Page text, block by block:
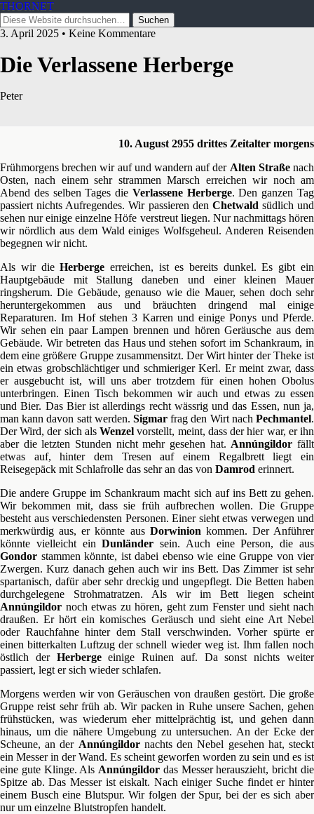
THORNET
3. April 2025 • Keine Kommentare
Die Verlassene Herberge
Peter
10. August 2955 drittes Zeitalter morgens
Frühmorgens brechen wir auf und wandern auf der Alten Straßenach
Osten, nach einem sehr strammen Marsch erreichen wir noch am
Abend des selben Tages die Verlassene Herberge. Den ganzen Tag
passiert nichts Aufregendes. Wir passieren den Chetwald südlich und
sehen nur einige einzelne Höfe verstreut liegen. Nur nachmittags hören
wir nördlich aus dem Wald einiges Wolfsgeheul. Anderen Reisenden
begegnen wir nicht.
Als wir dieHerberge erreichen, ist es bereits dunkel. Es gibt ein
Hauptgebäude mit Stallung daneben und einer kleinen Mauer
ringsherum. Die Gebäude, genauso wie die Mauer, sehen doch sehr
heruntergekommen aus und bräuchten dringend mal einige
Reparaturen. Im Hof stehen 3 Karren und einige Ponys und Pferde.
Wir sehen ein paar Lampen brennen und hören Geräusche aus dem
Gebäude. Wir betreten das Haus und stehen sofort im Schankraum, in
dem eine größere Gruppe zusammensitzt. Der Wirt hinter der Theke ist
ein etwas grobschlächtiger und schmieriger Kerl. Er meint zwar, dass
er ausgebucht ist, will uns aber trotzdem für einen hohen Obolus
unterbringen. Einen Tisch bekommen wir auch und etwas zu essen
und Bier. Das Bier ist allerdings recht wässrig und das Essen, nun ja,
man kann davon satt werden. Sigmar frag den Wirt nach Pechmantel.
Der Wird, der sich alsWenzel vorstellt, meint, dass der hier war, er ihn
aber die letzten Stunden nicht mehr gesehen hat. Annúngildor fällt
etwas auf, hinter dem Tresen auf einem Regalbrett liegt ein
Reisegepäck mit Schlafrolle das sehr an das von Damrod erinnert.
Die andere Gruppe im Schankraum macht sich auf ins Bett zu gehen.
Wir bekommen mit, dass sie früh aufbrechen wollen. Die Gruppe
besteht aus verschiedensten Personen. Einer sieht etwas verwegen und
merkwürdig aus, er könnte aus Dorwinion kommen. Der Anführer
könnte vielleicht einDunländer sein. Auch eine Person, die aus
Gondor stammen könnte, ist dabei ebenso wie eine Gruppe von vier
Zwergen. Kurz danach gehen auch wir ins Bett. Das Zimmer ist sehr
spartanisch, dafür aber sehr dreckig und ungepflegt. Die Betten haben
durchgelegene Strohmatratzen. Als wir im Bett liegen scheint
Annúngildor noch etwas zu hören, geht zum Fenster und sieht nach
draußen. Er hört ein komisches Geräusch und sieht eine Art Nebel
oder Rauchfahne hinter dem Stall verschwinden. Vorher spürte er
einen bitterkalten Luftzug der schnell wieder weg ist. Ihm fallen noch
östlich der Herbergeeinige Ruinen auf. Da sonst nichts weiter
passiert, legt er sich wieder schlafen.
Morgens werden wir von Geräuschen von draußen gestört. Die große
Gruppe reist sehr früh ab. Wir packen in Ruhe unsere Sachen, gehen
frühstücken, was wiederum eher mittelprächtig ist, und gehen dann
hinaus, um die nähere Umgebung zu untersuchen. An der Ecke der
Scheune, an der Annúngildornachts den Nebel gesehen hat, steckt
ein Messer in der Wand. Es scheint geworfen worden zu sein und es ist
eine gute Klinge. Als Annúngildor das Messer herauszieht, bricht die
Spitze ab. Das Messer ist eiskalt. Nach einiger Suche findet er hinter
einem Busch eine Blutspur. Wir folgen der Spur, bei der es sich aber
nur um einzelne Blutstropfen handelt.